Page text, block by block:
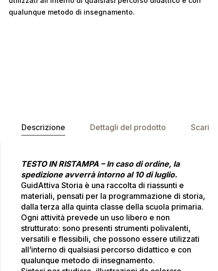
qualunque metodo di insegnamento.
Descrizione Dettagli del prodotto
TESTO IN RISTAMPA – In caso di ordine, la
spedizione avverrà intorno al 10 di luglio.
GuidAttiva Storia è una raccolta di riassunti e
materiali, pensati per la programmazione di storia,
dalla terza alla quinta classe della scuola primaria.
Ogni attività prevede un uso libero e non
strutturato: sono presenti strumenti polivalenti,
versatili e flessibili, che possono essere utilizzati
all’interno di qualsiasi percorso didattico e con
qualunque metodo di insegnamento.